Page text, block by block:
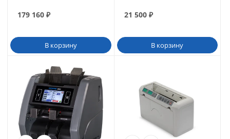
179 160 ₽
В корзину
21 500₽
В корзину